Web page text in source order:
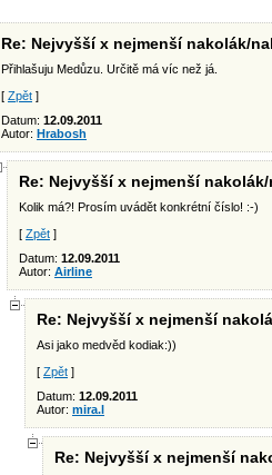
Re: Nejvyšší x nejmenší nakolák/
Přihlašuju Medůzu. Určitě má víc než já.
[ Zpět ]
Datum: 12.09.2011
Autor: Hrabosh
Re: Nejvyšší x nejmenší
Kolik má?! Prosím uvádět konkrétní číslo! :-)
[ Zpět ]
Datum: 12.09.2011
Autor: Airline
Re: Nejvyšší x nejmenší
Asi jako medvěd kodiak:))
[ Zpět ]
Datum: 12.09.2011
Autor: mira.l
Re: Nejvyšší x nejmenší